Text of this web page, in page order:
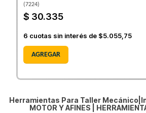
(7224)
$ 30.335
6 cuotas sin interés de $5.055,75
AGREGAR
Herramientas Para Taller
MOTOR Y AFINES